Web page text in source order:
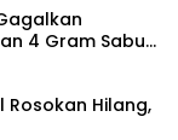
4 Gram Sabu
Rosokan Hilang,